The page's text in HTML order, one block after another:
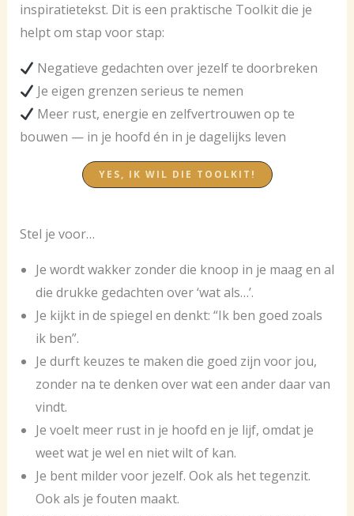
inspiratietekst. Dit is een praktische Toolkit die je
helpt om stap voor stap:
Negatieve gedachten over jezelf te doorbreken
Je eigen grenzen serieus te nemen
Meer rust, energie en zelfvertrouwen op te
bouwen — in je hoofd én in je dagelijks leven
YES, IK WIL DIE TOOLKIT!
Stel je voor…
Je wordt wakker zonder die knoop in je maag en al
die drukke gedachten over ‘wat als…’.
Je kijkt in de spiegel en denkt: “Ik ben goed zoals
ik ben”.
Je durft keuzes te maken die goed zijn voor jou,
zonder na te denken over wat een ander daar van
vindt.
Je voelt meer rust in je hoofd en je lijf, omdat je
weet wat je wel en niet wilt of kan.
Je bent milder voor jezelf. Ook als het tegenzit.
Ook als je fouten maakt.